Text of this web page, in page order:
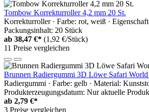
Tombow Korrekturroller 4,2 mm 20 St.
Korrekturroller · Farbe: rot, weiß ·
Packungsinhalt: 20 Stück
ab 38,47 €* (1,92 €/Stück)
11 Preise vergleichen
Brunnen Radiergummi 3D Löwe Safari World
Radiergummi · Farbe: gelb · Material:
Produkterzeugungsdatum: Nur aktuelle
ab 2,79 €*
3 Preise vergleichen